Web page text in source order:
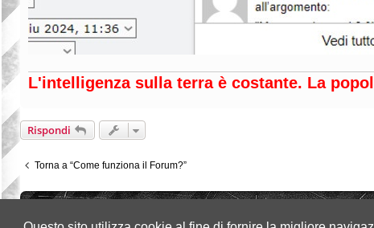
L'intelligenza sulla terra è costante. La
Rispondi
Torna a “Come funziona il Forum?”